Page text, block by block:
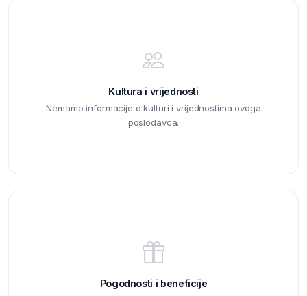
Kultura i vrijednosti
Nemamo informacije o kulturi i vrijednostima ovoga
poslodavca.
Pogodnosti i beneficije